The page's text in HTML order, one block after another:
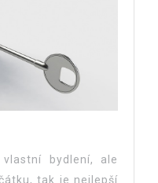
bydlení, ale
tak je nejlepší